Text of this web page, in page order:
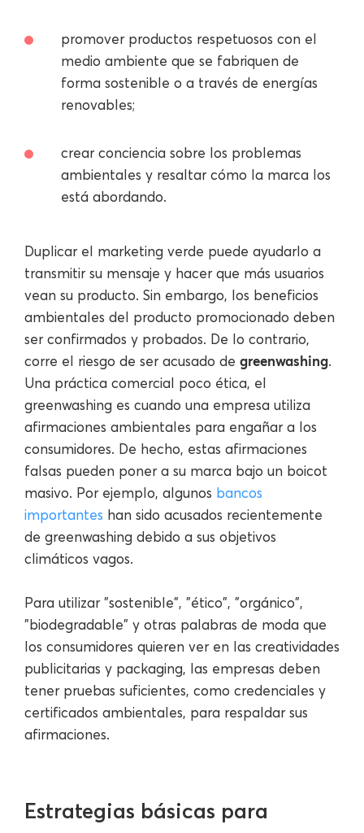
promover productos respetuosos con el
medio ambiente que se fabriquen de
forma sostenible o a través de energías
renovables;
crear conciencia sobre los problemas
ambientales y resaltar cómo la marca los
está abordando.
Duplicar el marketing verde puede ayudarlo a
transmitir su mensaje y hacer que más usuarios
vean su producto. Sin embargo, los beneficios
ambientales del producto promocionado deben
ser confirmados y probados. De lo contrario,
corre el riesgo de ser acusado de greenwashing.
Una práctica comercial poco ética, el
greenwashing es cuando una empresa utiliza
afirmaciones ambientales para engañar a los
consumidores. De hecho, estas afirmaciones
falsas pueden poner a su marca bajo un boicot
masivo. Por ejemplo, algunos bancos
importantes han sido acusados recientemente
de greenwashing debido a sus objetivos
climáticos vagos.
Para utilizar "sostenible", "ético", "orgánico",
"biodegradable" y otras palabras de moda que
los consumidores quieren ver en las creatividades
publicitarias y packaging, las empresas deben
tener pruebas suficientes, como credenciales y
certificados ambientales, para respaldar sus
afirmaciones.
Estrategias básicas para